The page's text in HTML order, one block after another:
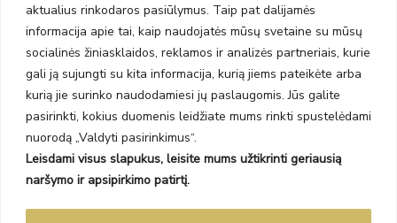
aktualius rinkodaros pasiūlymus. Taip pat dalijamės
informacija apie tai, kaip naudojatės mūsų svetaine su mūsų
socialinės žiniasklaidos, reklamos ir analizės partneriais, kurie
gali ją sujungti su kita informacija, kurią jiems pateikėte arba
kurią jie surinko naudodamiesi jų paslaugomis. Jūs galite
pasirinkti, kokius duomenis leidžiate mums rinkti spustelėdami
nuorodą „Valdyti pasirinkimus“.
Leisdami visus slapukus, leisite mums užtikrinti geriausią
naršymo ir apsipirkimo patirtį.
Prenumeruokite ir gaukite pasiūlymus, naujienas bei riboto
leidimo kolekcijas.
SIŲSTI